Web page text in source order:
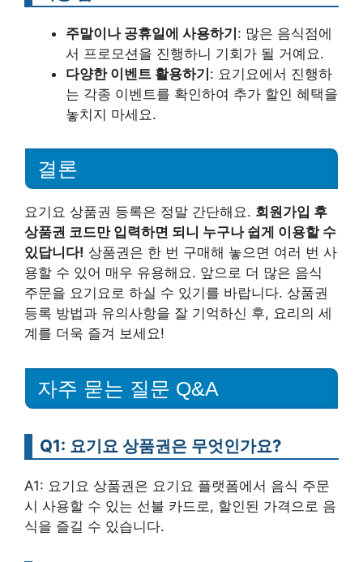
주말이나 공휴일에 사용하기: 많은 음식점에
서 프로모션을 진행하니 기회가 될 거예요.
다양한 이벤트 활용하기: 요기요에서 진행하
는 각종 이벤트를 확인하여 추가 할인 혜택을
놓치지 마세요.
결론
요기요 상품권 등록은 정말 간단해요. 회원가입 후
상품권 코드만 입력하면 되니 누구나 쉽게 이용할 수
있답니다! 상품권은 한 번 구매해 놓으면 여러 번 사
용할 수 있어 매우 유용해요. 앞으로 더 많은 음식
주문을 요기요로 하실 수 있기를 바랍니다. 상품권
등록 방법과 유의사항을 잘 기억하신 후, 요리의 세
계를 더욱 즐겨 보세요!
자주 묻는 질문 Q&A
Q1: 요기요 상품권은 무엇인가요?
A1: 요기요 상품권은 요기요 플랫폼에서 음식 주문
시 사용할 수 있는 선불 카드로, 할인된 가격으로 음
식을 즐길 수 있습니다.